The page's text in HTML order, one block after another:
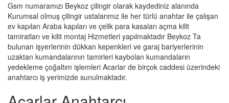
Gsm numaramızı Beykoz çilingir olarak kaydediniz alanında
Kurumsal olmuş çilingir ustalarımız ile her türlü anahtar ile çalışan
ev kapıları Araba kapıları ve çelik para kasaları açma kilit
tamiratları ve kilit montaj Hizmetleri yapılmaktadır Beykoz Ta
bulunan işyerlerinin dükkan kepenkleri ve garaj bariyerlerinin
uzaktan kumandalarının tamirleri kaybolan kumandaların
yedekleme çoğaltım işlemleri Acarlar de birçok caddesi üzerindeki
anahtarcı iş yerimizde sunulmaktadır.